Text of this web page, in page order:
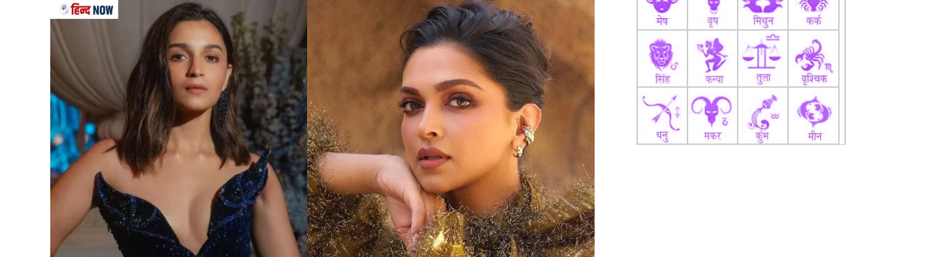
Chennai Super Kings
चेन्नई सुपर किंग्स लिमिटेड ने कारोबारी साल 2024 में 650.6 करोड़ रुपए की रिकॉर्ड कमाई दर्ज की है। यह पिछले
साल की तुलना में काफी ज्यादा है। पिछले कारोबारी साल में फ्रेंचाइजी का रेवेन्यू 273.2 करोड़ था। ऐसे में इस साल
कंपनी का नेट प्रॉफिट 306.7 करोड़ रुपए रहा, जो पिछले साल 70.5 करोड़ रुपए के मुकाबले काफी ज्यादा है।
कंपनी ने सालाना रिपोर्ट जारी करते हुए बताया कि पिछले साल की तुलना में इस साल कमाई में बढ़ोतरी का मुख्य
कारण बीसीसीआई के केंद्रीय अधिकारों और टिकट की इनकम में उछाल रहा।